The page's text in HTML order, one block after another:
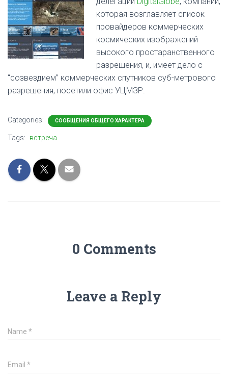
которая возглавляет список
провайдеров коммерческих
космических изображений
высокого простаранственного
разрешения, и, имеет дело с
“созвездием” коммерческих спутников суб-метрового
разрешения, посетили офис УЦМЗР.
Categories: СООБЩЕНИЯ ОБЩЕГО ХАРАКТЕРА
Tags: встреча
0 Comments
Leave a Reply
Name *
Email *